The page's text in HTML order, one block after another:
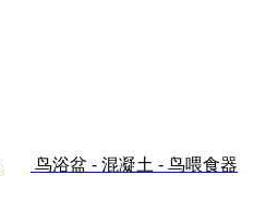
鸟浴盆 - 混凝土 - 鸟喂食器